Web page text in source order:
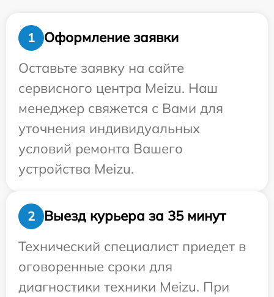
1
Оформление заявки
Оставьте заявку на сайте
сервисного центра Meizu. Наш
менеджер свяжется с Вами для
уточнения индивидуальных
условий ремонта Вашего
устройства Meizu.
2
Выезд курьера за 35 минут
Технический специалист приедет в
оговоренные сроки для
диагностики техники Meizu. При